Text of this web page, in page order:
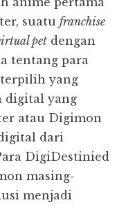
suatu franchise
pet dengan
tentang para
yang
digital yang
atau Digimon
dari
DigiDestinied
masing-
menjadi